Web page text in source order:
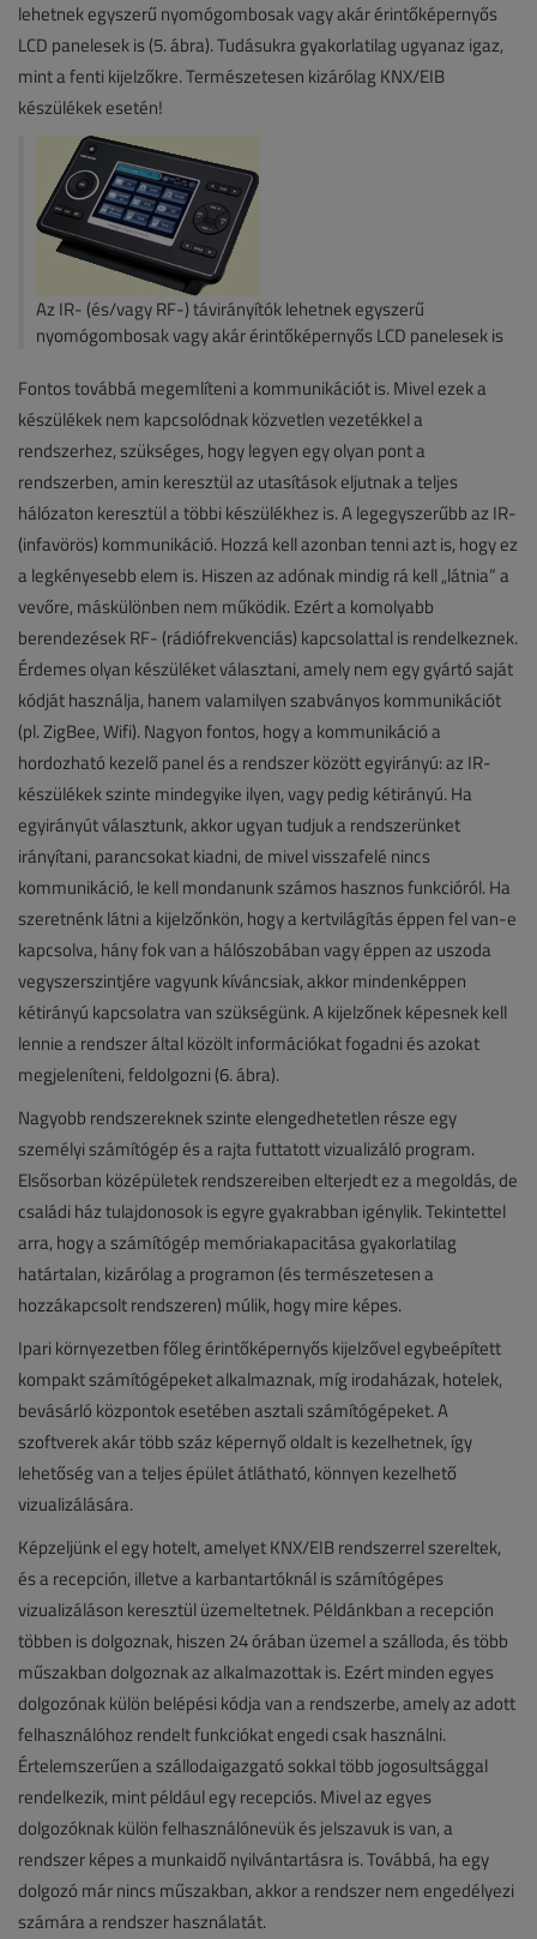
lehetnek egyszerű nyomógombosak vagy akár érintőképernyős
LCD panelesek is (5. ábra). Tudásukra gyakorlatilag ugyanaz igaz,
mint a fenti kijelzőkre. Természetesen kizárólag KNX/EIB
készülékek esetén!
Az IR- (és/vagy RF-) távirányítók lehetnek egyszerű
nyomógombosak vagy akár érintőképernyős LCD panelesek is
Fontos továbbá megemlíteni a kommunikációt is. Mivel ezek a
készülékek nem kapcsolódnak közvetlen vezetékkel a
rendszerhez, szükséges, hogy legyen egy olyan pont a
rendszerben, amin keresztül az utasítások eljutnak a teljes
hálózaton keresztül a többi készülékhez is. A legegyszerűbb az IR-
(infavörös) kommunikáció. Hozzá kell azonban tenni azt is, hogy ez
a legkényesebb elem is. Hiszen az adónak mindig rá kell „látnia” a
vevőre, máskülönben nem működik. Ezért a komolyabb
berendezések RF- (rádiófrekvenciás) kapcsolattal is rendelkeznek.
Érdemes olyan készüléket választani, amely nem egy gyártó saját
kódját használja, hanem valamilyen szabványos kommunikációt
(pl. ZigBee, Wifi). Nagyon fontos, hogy a kommunikáció a
hordozható kezelő panel és a rendszer között egyirányú: az IR-
készülékek szinte mindegyike ilyen, vagy pedig kétirányú. Ha
egyirányút választunk, akkor ugyan tudjuk a rendszerünket
irányítani, parancsokat kiadni, de mivel visszafelé nincs
kommunikáció, le kell mondanunk számos hasznos funkcióról. Ha
szeretnénk látni a kijelzőnkön, hogy a kertvilágítás éppen fel van-e
kapcsolva, hány fok van a hálószobában vagy éppen az uszoda
vegyszerszintjére vagyunk kíváncsiak, akkor mindenképpen
kétirányú kapcsolatra van szükségünk. A kijelzőnek képesnek kell
lennie a rendszer által közölt információkat fogadni és azokat
megjeleníteni, feldolgozni (6. ábra).
Nagyobb rendszereknek szinte elengedhetetlen része egy
személyi számítógép és a rajta futtatott vizualizáló program.
Elsősorban középületek rendszereiben elterjedt ez a megoldás, de
családi ház tulajdonosok is egyre gyakrabban igénylik. Tekintettel
arra, hogy a számítógép memóriakapacitása gyakorlatilag
határtalan, kizárólag a programon (és természetesen a
hozzákapcsolt rendszeren) múlik, hogy mire képes.
Ipari környezetben főleg érintőképernyős kijelzővel egybeépített
kompakt számítógépeket alkalmaznak, míg irodaházak, hotelek,
bevásárló központok esetében asztali számítógépeket. A
szoftverek akár több száz képernyő oldalt is kezelhetnek, így
lehetőség van a teljes épület átlátható, könnyen kezelhető
vizualizálására.
Képzeljünk el egy hotelt, amelyet KNX/EIB rendszerrel szereltek,
és a recepción, illetve a karbantartóknál is számítógépes
vizualizáláson keresztül üzemeltetnek. Példánkban a recepción
többen is dolgoznak, hiszen 24 órában üzemel a szálloda, és több
műszakban dolgoznak az alkalmazottak is. Ezért minden egyes
dolgozónak külön belépési kódja van a rendszerbe, amely az adott
felhasználóhoz rendelt funkciókat engedi csak használni.
Értelemszerűen a szállodaigazgató sokkal több jogosultsággal
rendelkezik, mint például egy recepciós. Mivel az egyes
dolgozóknak külön felhasználónevük és jelszavuk is van, a
rendszer képes a munkaidő nyilvántartásra is. Továbbá, ha egy
dolgozó már nincs műszakban, akkor a rendszer nem engedélyezi
számára a rendszer használatát.